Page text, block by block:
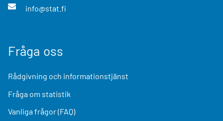
info@stat.fi
Fråga oss
Rådgivning och informationstjänst
Fråga om statistik
Vanliga frågor (FAQ)